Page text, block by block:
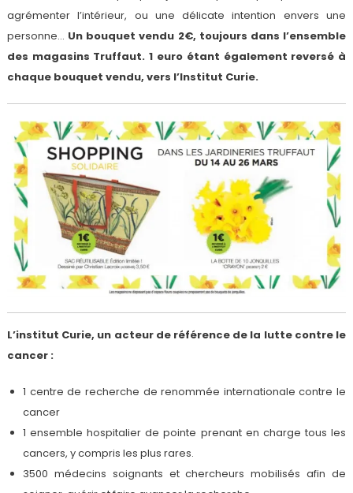
agrémenter l’intérieur, ou une délicate intention envers une
personne… Un bouquet vendu 2€, toujours dans l’ensemble
des magasins Truffaut. 1 euro étant également reversé à
chaque bouquet vendu, vers l’Institut Curie.
L’institut Curie, un acteur de référence de la lutte contre le
cancer :
1 centre de recherche de renommée internationale contre le
cancer
1 ensemble hospitalier de pointe prenant en charge tous les
cancers, y compris les plus rares.
3500 médecins soignants et chercheurs mobilisés afin de